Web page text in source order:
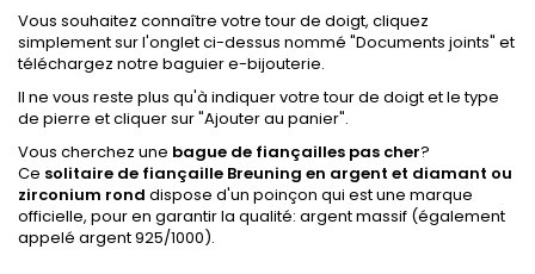
Vous souhaitez connaître votre tour de doigt, cliquez
simplement sur l'onglet ci-dessus nommé "Documents joints" et
téléchargez notre baguier e-bijouterie.
Il ne vous reste plus qu'à indiquer votre tour de doigt et le type
de pierre et cliquer sur "Ajouter au panier".
Vous cherchez une bague de fiançailles pas cher?
Ce solitaire de fiançaille Breuning en argent et diamant ou
zirconium rond dispose d'un poinçon qui est une marque
officielle, pour en garantir la qualité: argent massif (également
appelé argent 925/1000).